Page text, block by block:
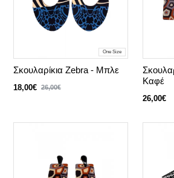
One Size
Σκουλαρίκια Zebra - Μπλε
18,00€ 26,00€
Καφέ
26,00€